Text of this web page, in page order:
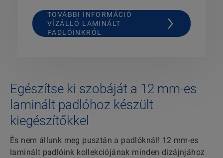
TOVÁBBI INFORMÁCIÓ
VÍZÁLLÓ LAMINÁLT
PADLÓINKRÓL
Egészítse ki szobáját a 12 mm-es
laminált padlóhoz készült
kiegészítőkkel
És nem állunk meg pusztán a padlóknál! 12 mm-es
laminált padlóink kollekciójának minden dizájnjához